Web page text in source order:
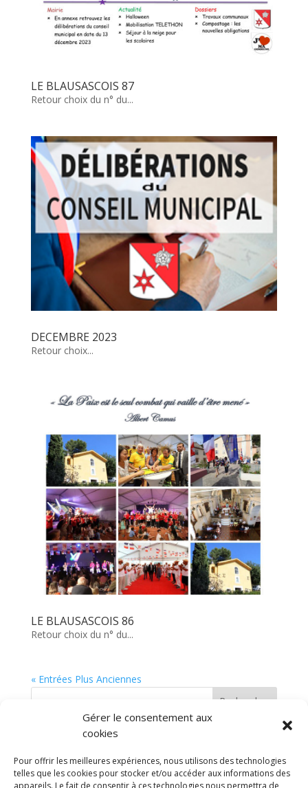
Gérer le consentement aux
cookies
Pour offrir les meilleures expériences, nous utilisons des technologies
telles que les cookies pour stocker et/ou accéder aux informations des
appareils. Le fait de consentir à ces technologies nous permettra de
LE BLAUSASCOIS 87
Retour choix du n° du...
DECEMBRE 2023
Retour choix...
LE BLAUSASCOIS 86
Retour choix du n° du...
« Entrées Plus Anciennes
Rechercher